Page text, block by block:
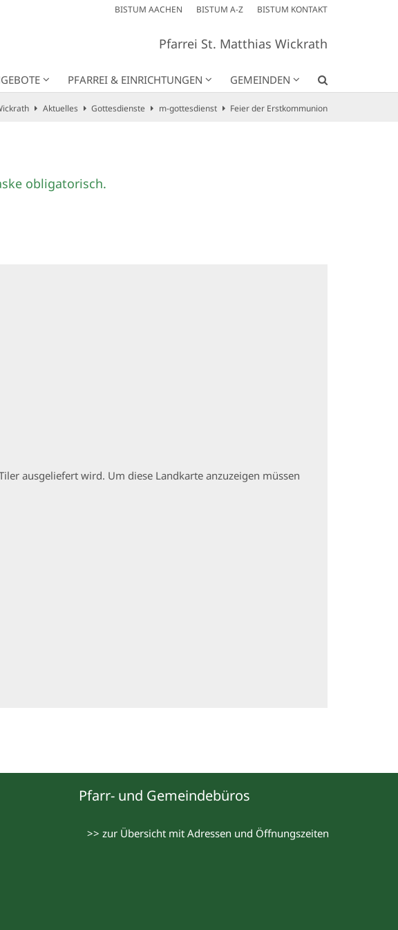
BISTUM AACHEN BISTUM A-Z BISTUM KONTAKT
Pfarrei St. Matthias Wickrath
PFARREI & EINRICHTUNGEN GEMEINDEN
Aktuelles Gottesdienste m-gottesdienst Feier der Erstkommunion
obligatorisch.
ausgeliefert wird. Um diese Landkarte anzuzeigen müssen
Pfarr- und Gemeindebüros
>> zur Übersicht mit Adressen und Öffnungszeiten